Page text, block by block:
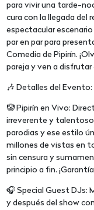
para vivir una tarde-
cura con la llegada del
espectacular
par en par para
Comedia de Pipirín.
pareja y ven a disfrutar
🎶 Detalles del Evento:
🤡 Pipirín en Vivo:
irreverente y talentoso
parodias y ese estilo
millones de vistas en
sin censura y
principio a fin.
🎧 Special Guest DJs:
y después del show